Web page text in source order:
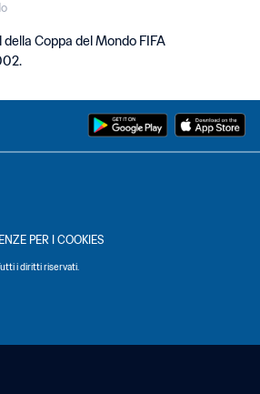
Coppa del Mondo FIFA
PER I COOKIES
i diritti riservati.